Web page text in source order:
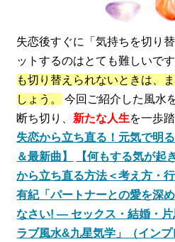
失恋後すぐに「気持ちを切り
ットするのはとても難しいで
も切り替えられないときは、
しょう。
今回ご紹介した風水
断ち切り、 新たな人生を一歩
失恋から立ち直る！元気で明
＆最新曲】
【何もする気が起
から立ち直る方法＜考え方・
有紀「パートナーとの愛を深
なさい! ― セックス・結婚・片
ラブ風水&九星気学」（インプ